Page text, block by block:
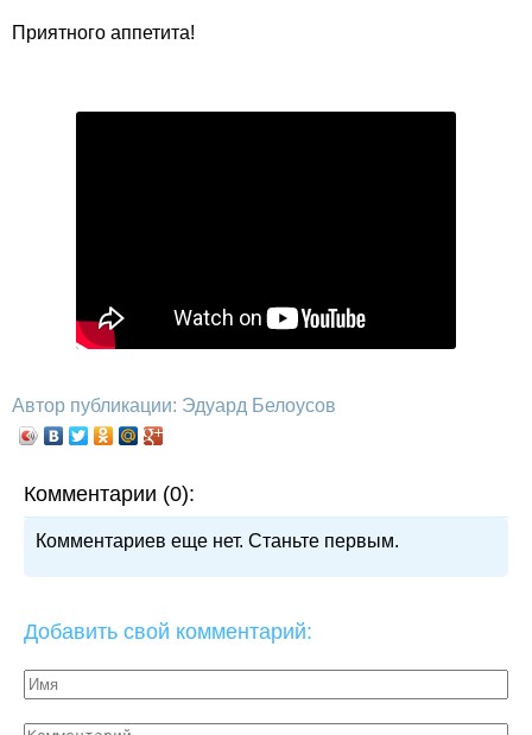
Приятного аппетита!
Автор публикации: Эдуард Белоусов
Комментарии (0):
Комментариев еще нет. Станьте первым.
Добавить свой комментарий: